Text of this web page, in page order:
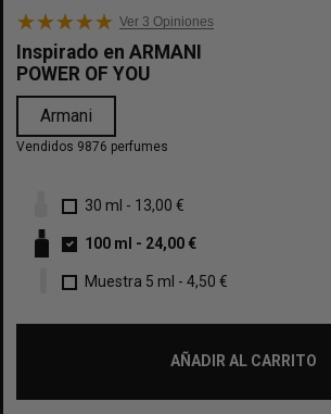
Ver 3 Opiniones
Inspirado en ARMANI
POWER OF YOU
Armani
Vendidos 9876 perfumes
30 ml - 13,00 €
100 ml - 24,00 €
Muestra 5 ml - 4,50 €
AÑADIR AL CARRITO